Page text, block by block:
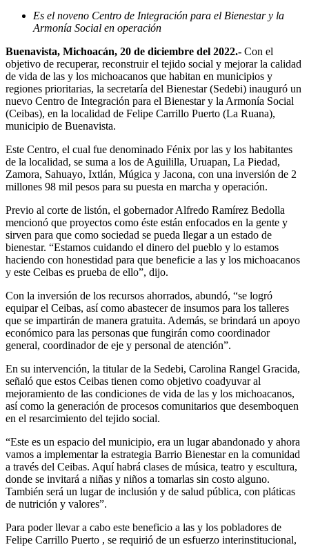
Es el noveno Centro de Integración para el Bienestar y la
Armonía Social en operación
Buenavista, Michoacán, 20 de diciembre del 2022.- Con el
objetivo de recuperar, reconstruir el tejido social y mejorar la calidad
de vida de las y los michoacanos que habitan en municipios y
regiones prioritarias, la secretaría del Bienestar (Sedebi) inauguró un
nuevo Centro de Integración para el Bienestar y la Armonía Social
(Ceibas), en la localidad de Felipe Carrillo Puerto (La Ruana),
municipio de Buenavista.
Este Centro, el cual fue denominado Fénix por las y los habitantes
de la localidad, se suma a los de Aguililla, Uruapan, La Piedad,
Zamora, Sahuayo, Ixtlán, Múgica y Jacona, con una inversión de 2
millones 98 mil pesos para su puesta en marcha y operación.
Previo al corte de listón, el gobernador Alfredo Ramírez Bedolla
mencionó que proyectos como éste están enfocados en la gente y
sirven para que como sociedad se pueda llegar a un estado de
bienestar. “Estamos cuidando el dinero del pueblo y lo estamos
haciendo con honestidad para que beneficie a las y los michoacanos
y este Ceibas es prueba de ello”, dijo.
Con la inversión de los recursos ahorrados, abundó, “se logró
equipar el Ceibas, así como abastecer de insumos para los talleres
que se impartirán de manera gratuita. Además, se brindará un apoyo
económico para las personas que fungirán como coordinador
general, coordinador de eje y personal de atención”.
En su intervención, la titular de la Sedebi, Carolina Rangel Gracida,
señaló que estos Ceibas tienen como objetivo coadyuvar al
mejoramiento de las condiciones de vida de las y los michoacanos,
así como la generación de procesos comunitarios que desemboquen
en el resarcimiento del tejido social.
“Este es un espacio del municipio, era un lugar abandonado y ahora
vamos a implementar la estrategia Barrio Bienestar en la comunidad
a través del Ceibas. Aquí habrá clases de música, teatro y escultura,
donde se invitará a niñas y niños a tomarlas sin costo alguno.
También será un lugar de inclusión y de salud pública, con pláticas
de nutrición y valores”.
Para poder llevar a cabo este beneficio a las y los pobladores de
Felipe Carrillo Puerto , se requirió de un esfuerzo interinstitucional,